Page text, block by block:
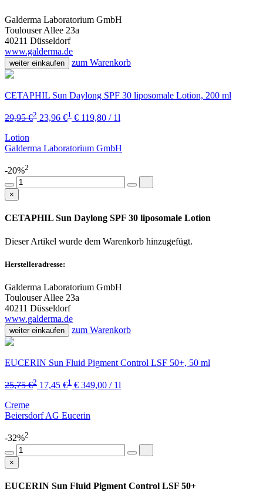
Galderma Laboratorium GmbH
Toulouser Allee 23a
40211 Düsseldorf
www.galderma.de
weiter einkaufen zum Warenkorb
CETAPHIL Sun Daylong SPF 30 liposomale Lotion, 200 ml
29,95 €2 23,96 €1 € 119,80 / 1l
Lotion
Galderma Laboratorium GmbH
-20%2
×
CETAPHIL Sun Daylong SPF 30 liposomale Lotion
Dieser Artikel wurde dem Warenkorb hinzugefügt.
Herstelleradresse:
Galderma Laboratorium GmbH
Toulouser Allee 23a
40211 Düsseldorf
www.galderma.de
weiter einkaufen zum Warenkorb
EUCERIN Sun Fluid Pigment Control LSF 50+, 50 ml
25,75 €2 17,45 €1 € 349,00 / 1l
Creme
Beiersdorf AG Eucerin
-32%2
×
EUCERIN Sun Fluid Pigment Control LSF 50+